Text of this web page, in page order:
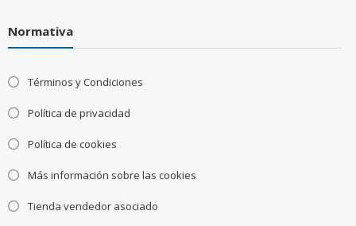
Normativa
Términos y Condiciones
Política de privacidad
Política de cookies
Más información sobre las cookies
Tienda vendedor asociado